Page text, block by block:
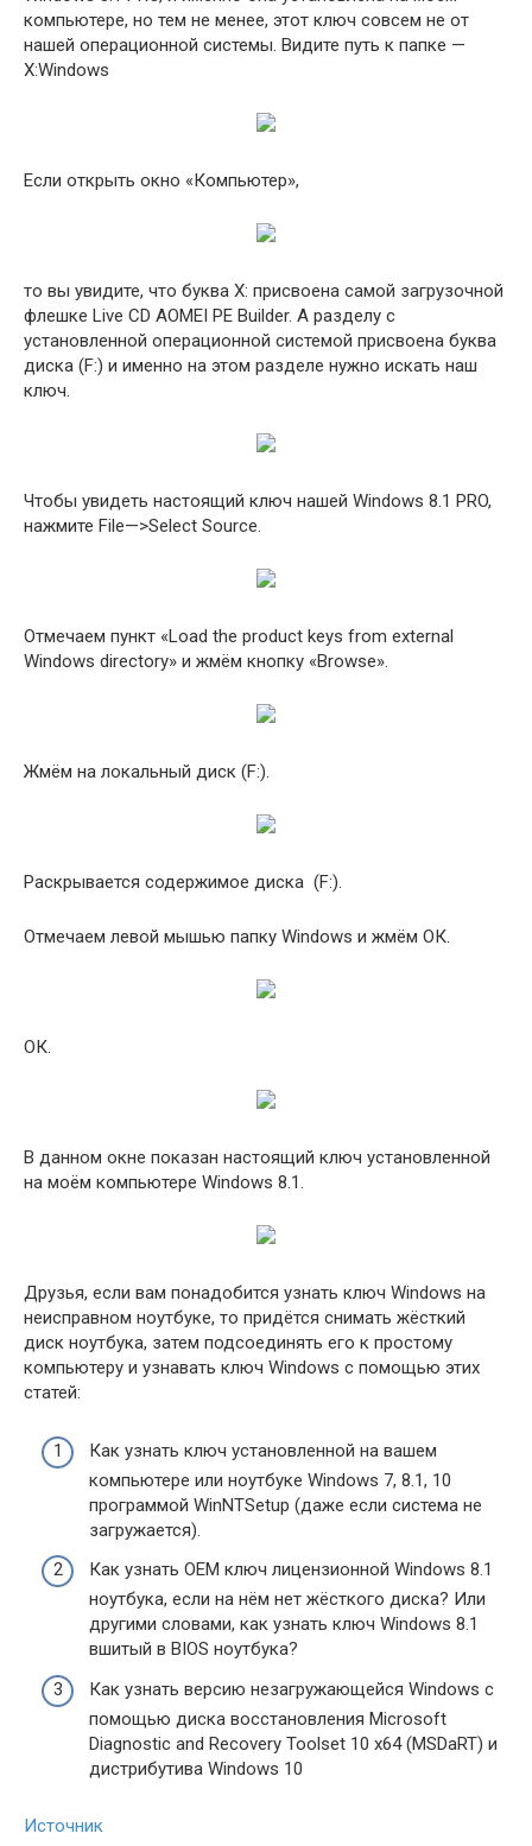
компьютере, но тем не менее, этот ключ совсем не от
нашей операционной системы. Видите путь к папке —
X:Windows
Если открыть окно «Компьютер»,
то вы увидите, что буква X: присвоена самой загрузочной
флешке Live CD AOMEI PE Builder. А разделу с
установленной операционной системой присвоена буква
диска (F:) и именно на этом разделе нужно искать наш
ключ.
Чтобы увидеть настоящий ключ нашей Windows 8.1 PRO,
нажмите File—>Select Source.
Отмечаем пункт «Load the product keys from external
Windows directory» и жмём кнопку «Browse».
Жмём на локальный диск (F:).
Раскрывается содержимое диска (F:).
Отмечаем левой мышью папку Windows и жмём ОК.
ОК.
В данном окне показан настоящий ключ установленной
на моём компьютере Windows 8.1.
Друзья, если вам понадобится узнать ключ Windows на
неисправном ноутбуке, то придётся снимать жёсткий
диск ноутбука, затем подсоединять его к простому
компьютеру и узнавать ключ Windows с помощью этих
статей:
Как узнать ключ установленной на вашем
компьютере или ноутбуке Windows 7, 8.1, 10
программой WinNTSetup (даже если система не
загружается).
Как узнать OEM ключ лицензионной Windows 8.1
ноутбука, если на нём нет жёсткого диска? Или
другими словами, как узнать ключ Windows 8.1
вшитый в BIOS ноутбука?
Как узнать версию незагружающейся Windows с
помощью диска восстановления Microsoft
Diagnostic and Recovery Toolset 10 x64 (MSDaRT) и
дистрибутива Windows 10
Источник